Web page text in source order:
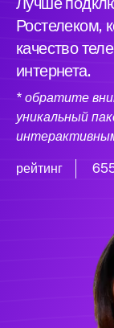
Ростелеком,
качество
интернета.
* обратите
уникальный
рейтинг